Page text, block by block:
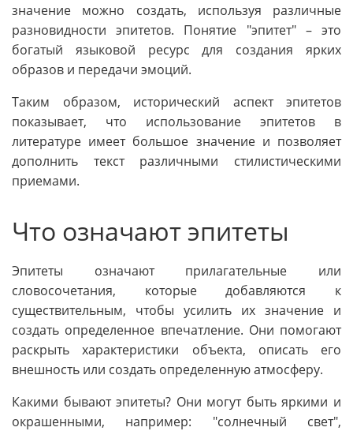
значение можно создать, используя различные
разновидности эпитетов. Понятие "эпитет" – это
богатый языковой ресурс для создания ярких
образов и передачи эмоций.
Таким образом, исторический аспект эпитетов
показывает, что использование эпитетов в
литературе имеет большое значение и позволяет
дополнить текст различными стилистическими
приемами.
Что означают эпитеты
Эпитеты означают прилагательные или
словосочетания, которые добавляются к
существительным, чтобы усилить их значение и
создать определенное впечатление. Они помогают
раскрыть характеристики объекта, описать его
внешность или создать определенную атмосферу.
Какими бывают эпитеты? Они могут быть яркими и
окрашенными, например: "солнечный свет",